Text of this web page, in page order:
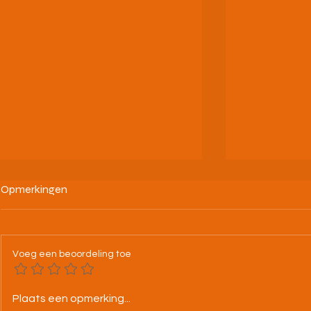
25-07-26 BK alle categorieën
Opmerkingen
Voeg een beoordeling toe
Plaats een opmerking...